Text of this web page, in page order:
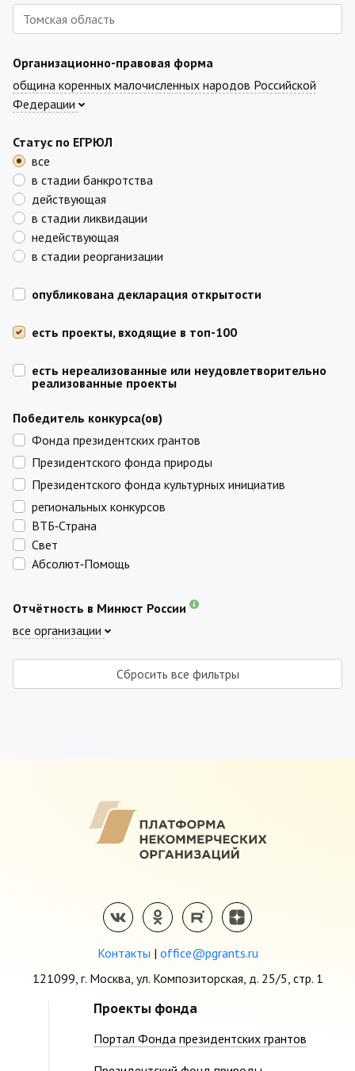
Организационно-правовая форма
община коренных малочисленных народов Российской
Федерации
Статус по ЕГРЮЛ
все
в стадии банкротства
действующая
в стадии ликвидации
недействующая
в стадии реорганизации
опубликована декларация открытости
есть проекты, входящие в топ-100
есть нереализованные или неудовлетворительно
реализованные проекты
Победитель конкурса(ов)
Фонда президентских грантов
Президентского фонда природы
Президентского фонда культурных инициатив
региональных конкурсов
ВТБ‑Страна
Свет
Абсолют‑Помощь
Отчётность в Минюст России
все организации
Сбросить все фильтры
Контакты | office@pgrants.ru
121099, г. Москва, ул. Композиторская, д. 25/5, стр. 1
Проекты фонда
Портал Фонда президентских грантов